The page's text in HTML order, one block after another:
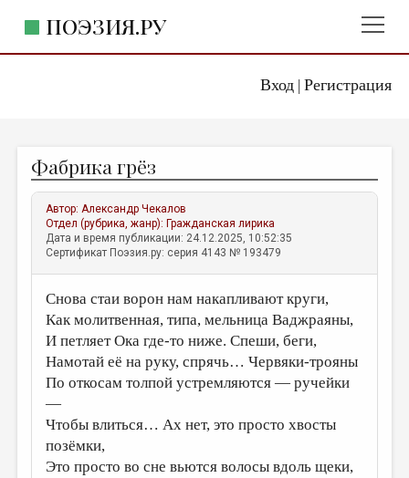
Вход| Регистрация
ПОЭЗИЯ.РУ
ЖАНРЫ
АВТОРЫ
КОММЕНТАРИИ
ЛИТСАЛОН
НОВОСТИ
ПРАВИЛА САЙТА
ОТДЕЛЫ И РУБРИКИ
ИЗБРАННОЕ
ДАЙДЖЕСТ
ПРОИЗВЕДЕНИЯ
Фабрика грёз
Автор:Александр Чекалов
Отдел (рубрика, жанр): Гражданская лирика
Дата и время публикации: 24.12.2025, 10:52:35
Сертификат Поэзия.ру: серия 4143 № 193479
Снова стаи ворон нам накапливают круги,
Как молитвенная, типа, мельница Ваджраяны,
И петляет Ока где-то ниже. Спеши, беги,
Намотай её на руку, спрячь… Червяки-трояны
По откосам толпой устремляются — ручейки
—
Чтобы влиться… Ах нет, это просто хвосты
позёмки,
Это просто во сне вьются волосы вдоль щеки,